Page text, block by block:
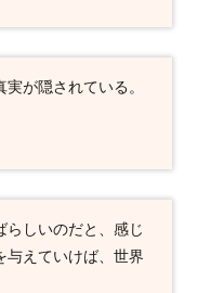
が隠されている。
らしいのだと、感じ
与えていけば、世界